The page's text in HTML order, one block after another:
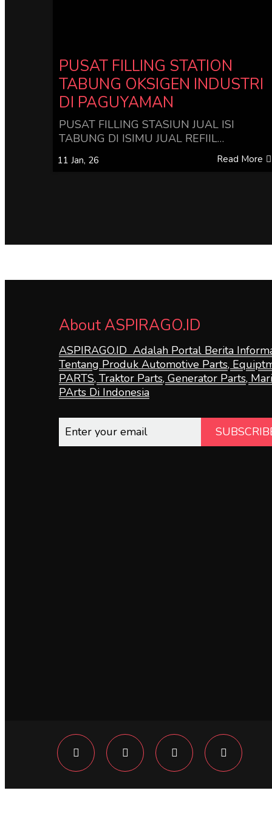
PUSAT FILLING STATION
TABUNG OKSIGEN INDUSTRI
DI PAGUYAMAN
11 Jan, 26
PUSAT FILLING STASIUN JUAL ISI
TABUNG DI ISIMU JUAL REFIIL…
Read More
About ASPIRAGO.ID
ASPIRAGO.ID Adalah Portal Berita
Tentang Produk Automotive Parts,
PARTS, Traktor Parts, Generator Parts,
PArts Di Indonesia